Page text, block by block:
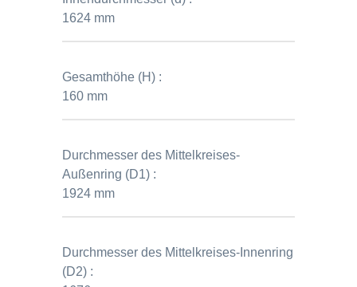
1624 mm
Gesamthöhe (H) :
160 mm
Durchmesser des Mittelkreises-
Außenring (D1) :
1924 mm
Durchmesser des Mittelkreises-Innenring
(D2) :